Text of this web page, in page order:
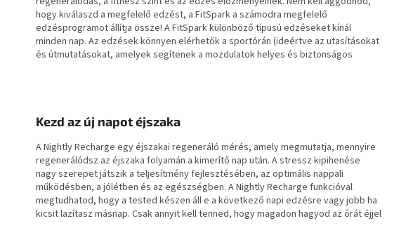
hogy kiválaszd a megfelelő edzést, a FitSpark a számodra megfelelő
edzésprogramot állítja össze! A FitSpark különböző típusú edzéseket kínál
minden nap. Az edzések könnyen elérhetők a sportórán (ideértve az utasításokat
és útmutatásokat, amelyek segítenek a mozdulatok helyes és biztonságos
Kezd az új napot éjszaka
A Nightly Recharge egy éjszakai regeneráló mérés, amely megmutatja, mennyire
regenerálódsz az éjszaka folyamán a kimerítő nap után. A stressz kipihenése
nagy szerepet játszik a teljesítmény fejlesztésében, az optimális nappali
működésben, a jólétben és az egészségben. A Nightly Recharge funkcióval
megtudhatod, hogy a tested készen áll e a következő napi edzésre vagy jobb ha
kicsit lazítasz másnap. Csak annyit kell tenned, hogy magadon hagyod az órát éjjel